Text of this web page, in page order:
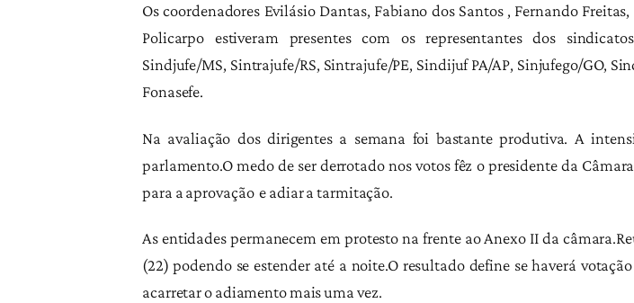
Os coordenadores Evilásio Dantas, Fabiano dos Santos , Fernando
Policarpo estiveram presentes com os representantes dos
Sindjufe/MS, Sintrajufe/RS, Sintrajufe/PE, Sindijuf PA/AP, Sinjufego/GO,
Fonasefe.
Na avaliação dos dirigentes a semana foi bastante produtiva. A
parlamento.O medo de ser derrotado nos votos fêz o presidente da
para a aprovação e adiar a tarmitação.
As entidades permanecem em protesto na frente ao Anexo II da
(22) podendo se estender até a noite.O resultado define se haverá
acarretar o adiamento mais uma vez.